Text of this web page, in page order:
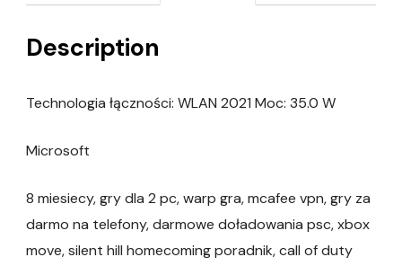
Description
Technologia łączności: WLAN 2021 Moc: 35.0 W
Microsoft
8 miesiecy, gry dla 2 pc, warp gra, mcafee vpn, gry za
darmo na telefony, darmowe doładowania psc, xbox
move, silent hill homecoming poradnik, call of duty